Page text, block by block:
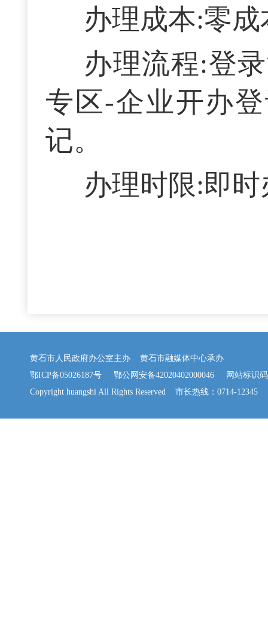
办理成本:零成
办理流程:登
专区-企业开办
记。
办理时限:即时
黄石市人民政府办公室主办 黄石市融媒体中心承办
鄂ICP备05026187号
鄂公网安备42020402000046 网站标识码
Copyright huangshi All Rights Reserved 市长热线：0714-12345